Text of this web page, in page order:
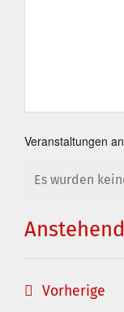
Veranstaltungen
Es wurden
Vorherige